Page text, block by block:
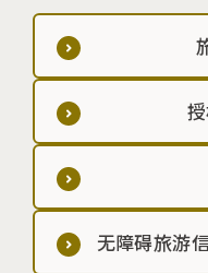
无障碍旅游